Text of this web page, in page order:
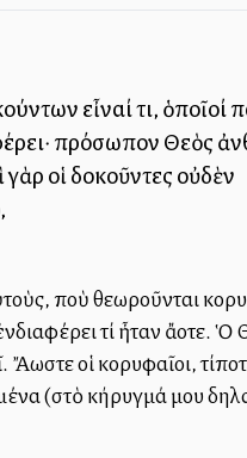
εἶναί τι, ὁποῖοί
πρόσωπον Θεὸς
γὰρ οἱ δοκοῦντες οὐδὲν
ποὺ θεωροῦνται
τί ἦταν ἄλλοτε. Ὁ
οἱ κορυφαῖοι,
(στὸ κήρυγμά μου